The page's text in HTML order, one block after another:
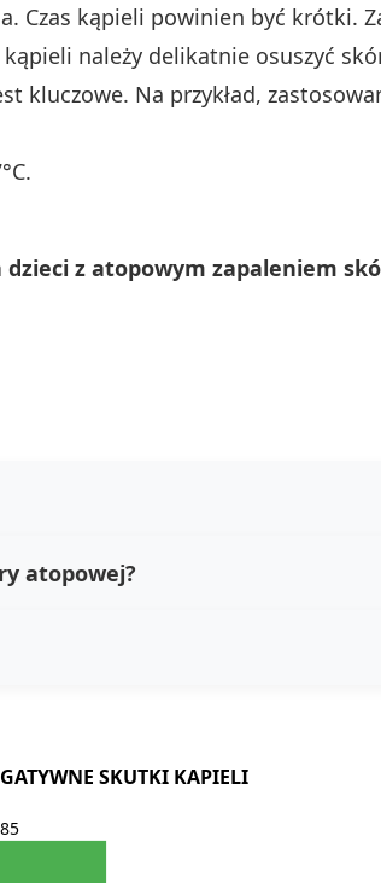
Czas kąpieli powinien być krótki.
należy delikatnie osuszyć
kluczowe. Na przykład,
dzieci z atopowym zapaleniem
atopowej?
SKUTKI KAPIELI
85